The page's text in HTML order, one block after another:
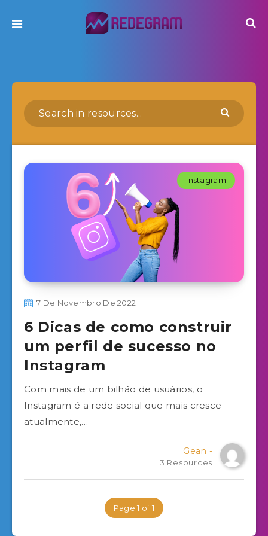
Instagram
7 De Novembro De 2022
6 Dicas de como construir
um perfil de sucesso no
Instagram
Com mais de um bilhão de usuários, o
Instagram é a rede social que mais cresce
atualmente,…
Gean -
3 Resources
Page 1 of 1